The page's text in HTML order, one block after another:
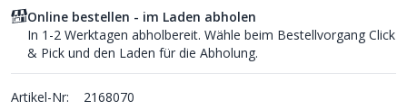
Online bestellen - im Laden abholen
In 1-2 Werktagen abholbereit. Wähle beim Bestellvorgang Click
& Pick und den Laden für die Abholung.
Artikel-Nr: 2168070